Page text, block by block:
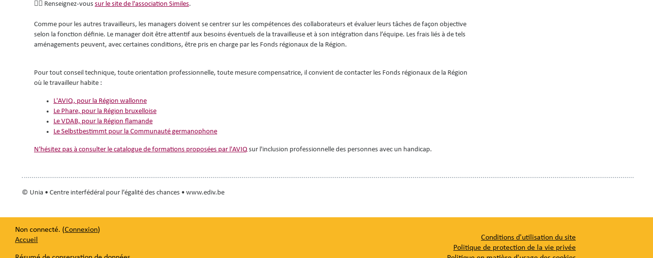
👉🏾 Renseignez-vous sur le site de l'association Similes.
Comme pour les autres travailleurs, les managers doivent se centrer sur les compétences des collaborateurs et évaluer leurs tâches de façon objective
selon la fonction définie. Le manager doit être attentif aux besoins éventuels de la travailleuse et à son intégration dans l’équipe. Les frais liés à de tels
aménagements peuvent, avec certaines conditions, être pris en charge par les Fonds régionaux de la Région.
Pour tout conseil technique, toute orientation professionnelle, toute mesure compensatrice, il convient de contacter les Fonds régionaux de la Région
où le travailleur habite :
L'AVIQ, pour la Région wallonne
Le Phare, pour la Région bruxelloise
Le VDAB, pour la Région flamande
Le Selbstbestimmt pour la Communauté germanophone
N'hésitez pas à consulter le catalogue de formations proposées par l'AVIQsur l'inclusion professionnelle des personnes avec un handicap.
© Unia • Centre interfédéral pour l’égalité des chances • www.ediv.be
Non connecté. (Connexion)
Accueil
Conditions d'utilisation du site
Politique de protection de la vie privée